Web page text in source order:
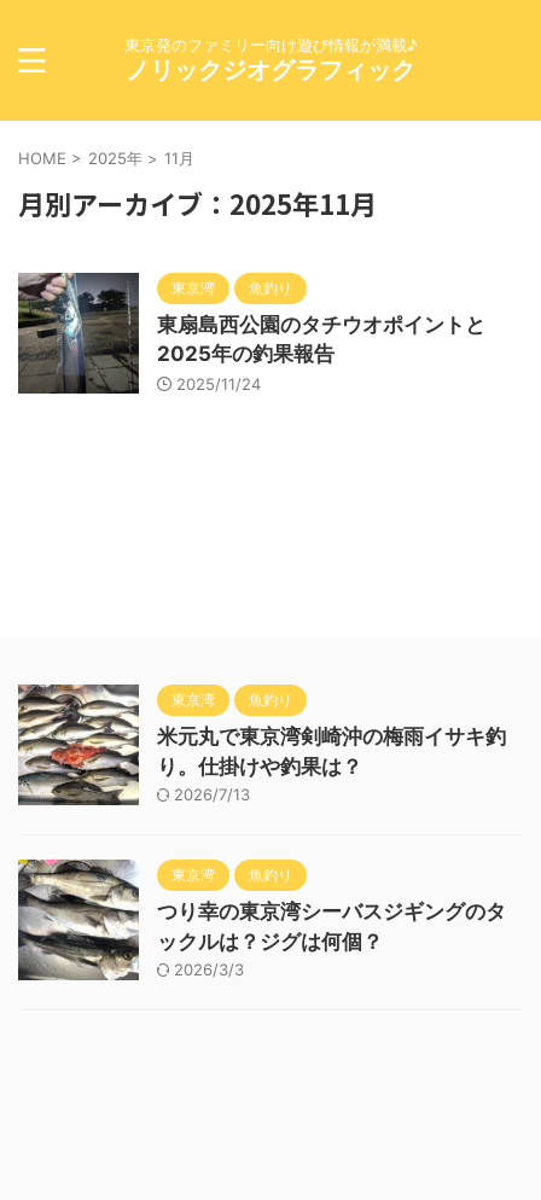
東京発のファミリー向け遊び情報が満載♪
ノリックジオグラフィック
HOME > 2025年 > 11月
月別アーカイブ：2025年11月
東京湾 魚釣り
東扇島西公園のタチウオポイントと
2025年の釣果報告
2025/11/24
東京湾 魚釣り
米元丸で東京湾剣崎沖の梅雨イサキ釣
り。仕掛けや釣果は？
2026/7/13
東京湾 魚釣り
つり幸の東京湾シーバスジギングのタ
ックルは？ジグは何個？
2026/3/3